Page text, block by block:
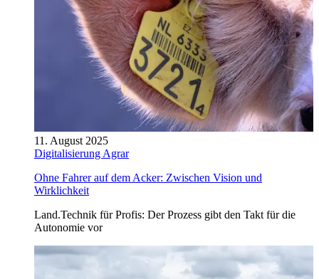
11. August 2025
Digitalisierung Agrar
Ohne Fahrer auf dem Acker: Zwischen Vision und
Wirklichkeit
Land.Technik für Profis: Der Prozess gibt den Takt für die
Autonomie vor